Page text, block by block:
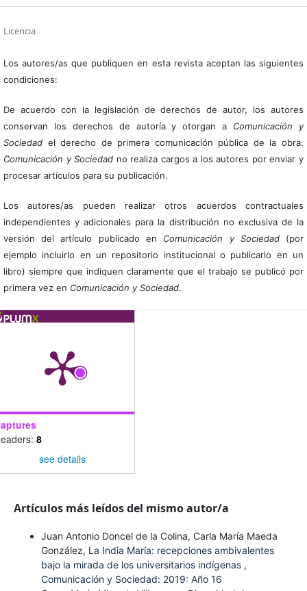
Licencia
Los autores/as que publiquen en esta revista aceptan las siguientes
condiciones:
De acuerdo con la legislación de derechos de autor, los autores
conservan los derechos de autoría y otorgan a Comunicación y
Sociedadel derecho de primera comunicación pública de la obra.
Comunicación y Sociedad no realiza cargos a los autores por enviar y
procesar artículos para su publicación.
Los autores/as pueden realizar otros acuerdos contractuales
independientes y adicionales para la distribución no exclusiva de la
versión del artículo publicado en Comunicación y Sociedad(por
ejemplo incluirlo en un repositorio institucional o publicarlo en un
libro) siempre que indiquen claramente que el trabajo se publicó por
primera vez en Comunicación y Sociedad.
8
see details
Artículos más leídos del mismo autor/a
Juan Antonio Doncel de la Colina, Carla María Maeda
González, La India María: recepciones ambivalentes
bajo la mirada de los universitarios indígenas ,
Comunicación y Sociedad: 2019: Año 16